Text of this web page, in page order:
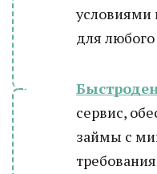
для
сервис,
займы с